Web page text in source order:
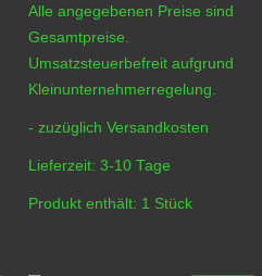
Alle angegebenen Preise sind
Gesamtpreise.
Umsatzsteuerbefreit aufgrund
Kleinunternehmerregelung.
- zuzüglich Versandkosten
Lieferzeit: 3-10 Tage
Produkt enthält: 1 Stück